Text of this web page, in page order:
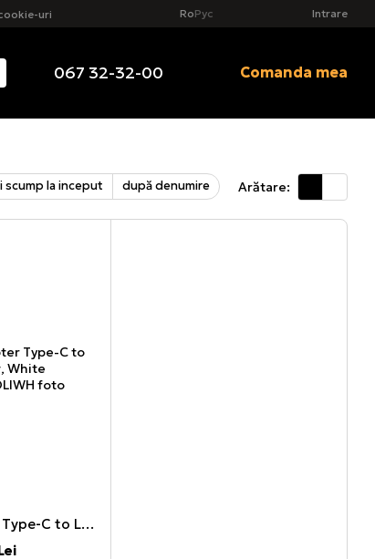
uri RoРус Intrare
067 32-32-00 Comanda mea
scump la inceput după denumire Arătare:
Helmet Adapter Type-C to Lightning, White